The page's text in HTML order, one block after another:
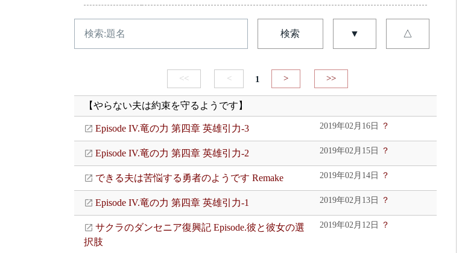
検索 ▼ △
<< < 1 > >>
【やらない夫は約束を守るようです】
Episode IV.竜の力 第四章 英雄引力-3 2019年02月16日 ？
Episode IV.竜の力 第四章 英雄引力-2 2019年02月15日 ？
できる夫は苦悩する勇者のようです Remake 2019年02月14日 ？
Episode IV.竜の力 第四章 英雄引力-1 2019年02月13日 ？
サクラのダンセニア復興記 Episode.彼と彼女の選
択肢
2019年02月12日 ？